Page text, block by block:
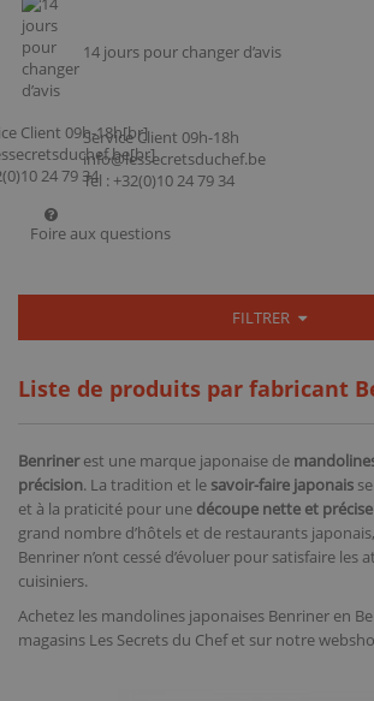
14 jours pour changer d’avis
Service Client 09h-18h
info@lessecretsduchef.be
Tel : +32(0)10 24 79 34
Foire aux questions
FILTRER
Liste de produits par fabricant
Benrinerest une marque japonaise de
précision. La tradition et le savoir-faire japonais
et à la praticité pour une découpe nette et précise
grand nombre d’hôtels et de restaurants
Benriner n’ont cessé d’évoluer pour satisfaire les
cuisiniers.
Achetez les mandolines japonaises Benriner en
magasins Les Secrets du Chef et sur notre